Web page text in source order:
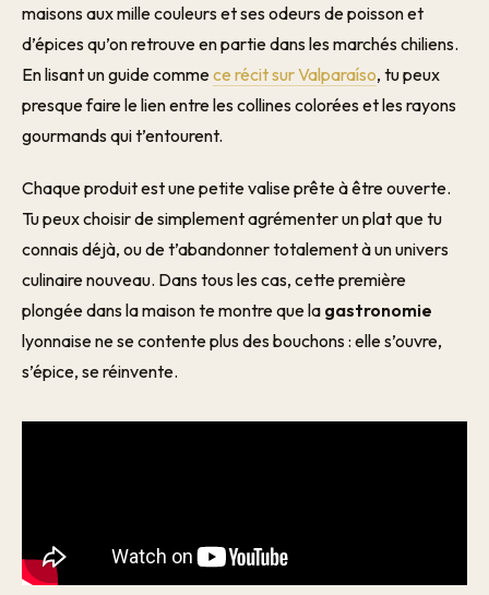
maisons aux mille couleurs et ses odeurs de poisson et
d’épices qu’on retrouve en partie dans les marchés chiliens.
En lisant un guide commece récit sur Valparaíso, tu peux
presque faire le lien entre les collines colorées et les rayons
gourmands qui t’entourent.
Chaque produit est une petite valise prête à être ouverte.
Tu peux choisir de simplement agrémenter un plat que tu
connais déjà, ou de t’abandonner totalement à un univers
culinaire nouveau. Dans tous les cas, cette première
plongée dans la maison te montre que la gastronomie
lyonnaise ne se contente plus des bouchons : elle s’ouvre,
s’épice, se réinvente.